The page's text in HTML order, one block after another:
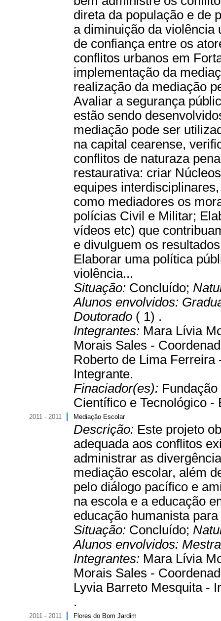
direta da população e de
a diminuição da violência
de confiança entre os
conflitos urbanos em
implementação da
realização da mediação
Avaliar a segurança
estão sendo
mediação pode ser
na capital cearense,
conflitos de naturaza
restaurativa: criar
equipes
como mediadores os
polícias Civil e Militar;
vídeos etc) que
e divulguem os
Elaborar uma política
violência...
Situação: Concluído;
Alunos envolvidos:
Doutorado ( 1) .
Integrantes: Mara Lívia
Morais Sales -
Roberto de Lima
Integrante.
Finaciador(es):
Científico e Tecnológico -
2011 - 2011 Mediação Escolar
Descrição: Este projeto
adequada aos conflitos
administrar as
mediação escolar, além
pelo diálogo pacífico e
na escola e a educação
educação humanista
Situação: Concluído;
Alunos envolvidos:
Integrantes: Mara Lívia
Morais Sales -
Lyvia Barreto Mesquita -
.
2011 - 2011 Flores do Bom Jardim